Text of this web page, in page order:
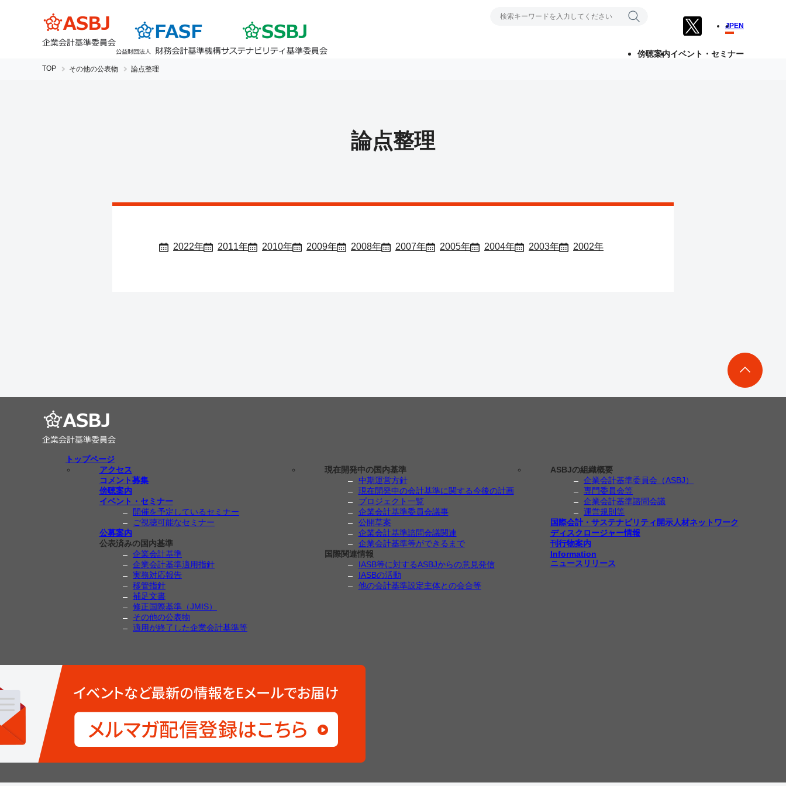
傍聴案内イベント・セミナー
JPEN
TOP その他の公表物 論点整理
論点整理
2022年 2011年 2010年 2009年 2008年 2007年 2005年 2004年 2003年 2002年
トップページ
アクセス
コメント募集
傍聴案内
イベント・セミナー
開催を予定しているセミナー
ご視聴可能なセミナー
公募案内
公表済みの国内基準
企業会計基準
企業会計基準適用指針
実務対応報告
移管指針
補足文書
修正国際基準（JMIS）
その他の公表物
適用が終了した企業会計基準等
現在開発中の国内基準
中期運営方針
現在開発中の会計基準に関する今後の計画
プロジェクト一覧
企業会計基準委員会議事
公開草案
企業会計基準諮問会議関連
企業会計基準等ができるまで
国際関連情報
IASB等に対するASBJからの意見発信
IASBの活動
他の会計基準設定主体との会合等
ASBJの組織概要
企業会計基準委員会（ASBJ）
専門委員会等
企業会計基準諮問会議
運営規則等
国際会計・サステナビリティ開示人材ネットワーク
ディスクロージャー情報
刊行物案内
Information
ニュースリリース